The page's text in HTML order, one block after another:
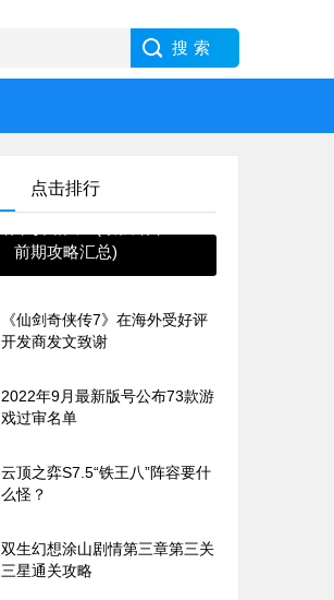
点击排行
前期攻略汇总)
《仙剑奇侠传7》在海外受好评
开发商发文致谢
2022年9月最新版号公布73款游
戏过审名单
云顶之弈S7.5“铁王八”阵容要什
么怪？
双生幻想涂山剧情第三章第三关
三星通关攻略